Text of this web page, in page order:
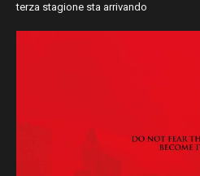
terza stagione sta arrivando